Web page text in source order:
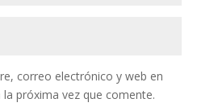
correo electrónico y web en
próxima vez que comente.